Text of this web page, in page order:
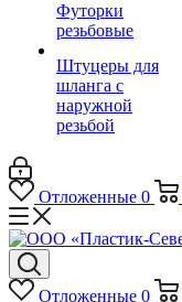
Футорки
резьбовые
Штуцеры для
шланга с
наружной
резьбой
Отложенные 0
Отложенные 0